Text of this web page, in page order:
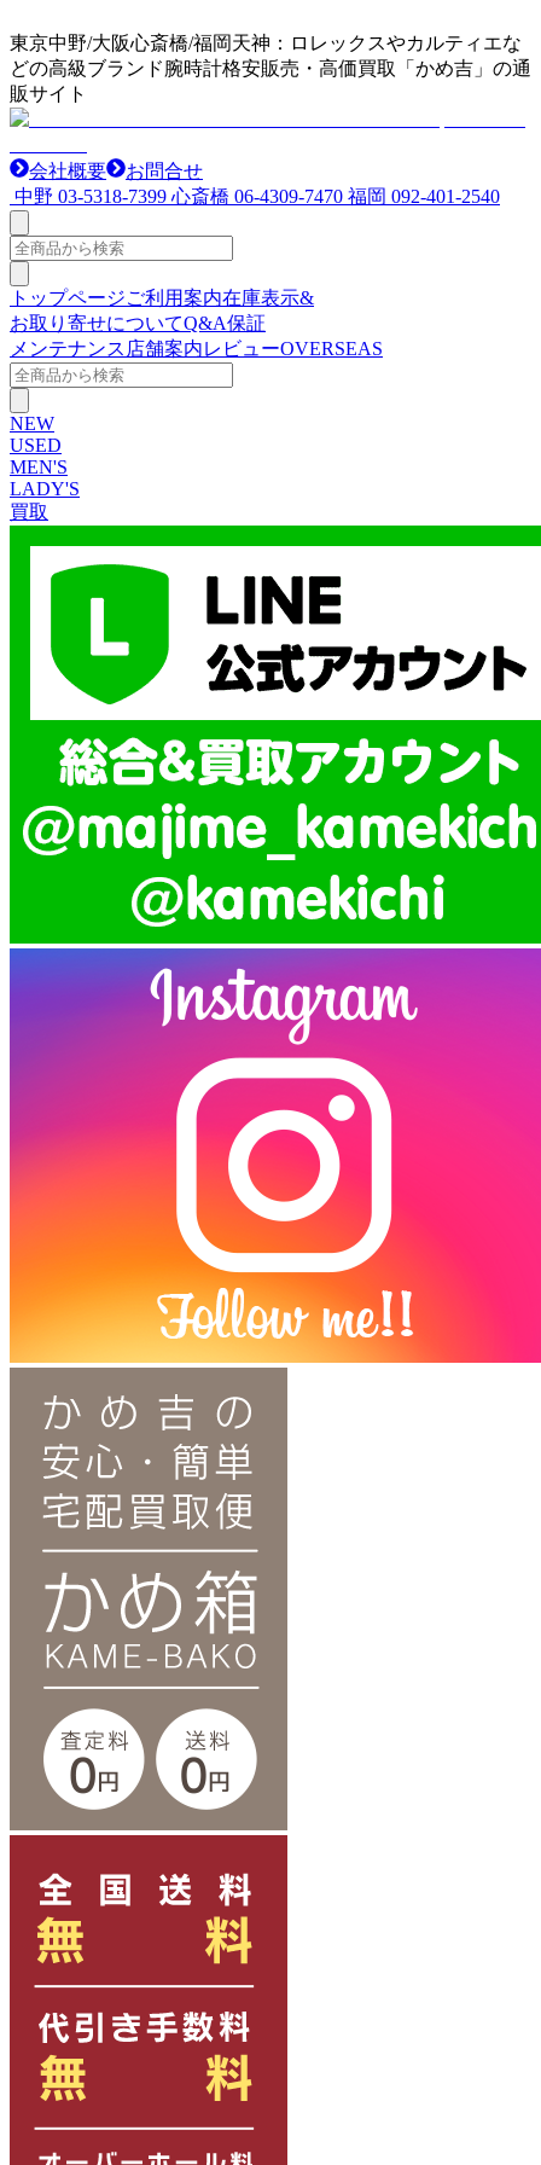
東京中野/大阪心斎橋/福岡天神：ロレックスやカルティエな
どの高級ブランド腕時計格安販売・高価買取「かめ吉」の通
販サイト
会社概要
お問合せ
中野 03-5318-7399 心斎橋 06-4309-7470 福岡 092-401-2540
トップページご利用案内在庫表示&
お取り寄せについてQ&A保証
メンテナンス 店舗案内レビューOVERSEAS
NEW
USED
MEN'S
LADY'S
買取